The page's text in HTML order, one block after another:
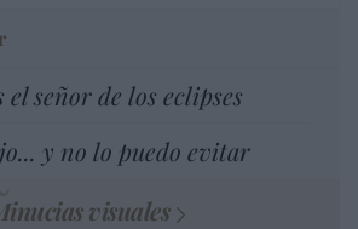
el señor de los eclipses
y no lo puedo evitar
visuales